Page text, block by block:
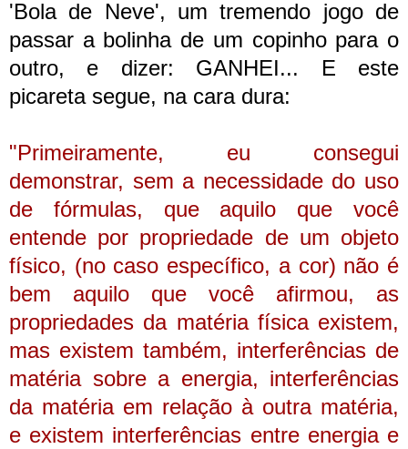
'Bola de Neve', um tremendo jogo de
passar a bolinha de um copinho para o
outro, e dizer: GANHEI... E este
picareta segue, na cara dura:
"Primeiramente, eu consegui
demonstrar, sem a necessidade do uso
de fórmulas, que aquilo que você
entende por propriedade de um objeto
físico, (no caso específico, a cor) não é
bem aquilo que você afirmou, as
propriedades da matéria física existem,
mas existem também, interferências de
matéria sobre a energia, interferências
da matéria em relação à outra matéria,
e existem interferências entre energia e